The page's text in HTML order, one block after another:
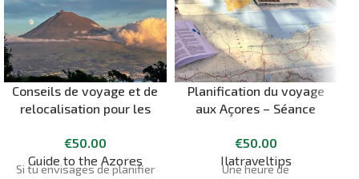
Conseils de voyage et de
relocalisation pour les
d’une heure
€50.00
Guide to the Azores
Si tu envisages de planifier
Planification du voyage
aux Açores – Séance
€50.00
Ilatraveltips
Une heure de